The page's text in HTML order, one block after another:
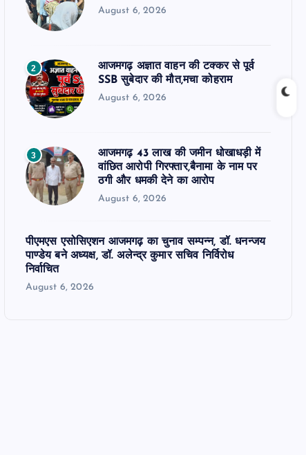
August 6, 2026
2
आजमगढ़ अज्ञात वाहन की टक्कर से पूर्व
SSB सुबेदार की मौत,मचा कोहराम
August 6, 2026
3
आजमगढ़ 43 लाख की जमीन धोखाधड़ी में
वांछित आरोपी गिरफ्तार,बैनामा के नाम पर
ठगी और धमकी देने का आरोप
August 6, 2026
पीएमएस एसोसिएशन आजमगढ़ का चुनाव सम्पन्न, डॉ. धनन्जय
पाण्डेय बने अध्यक्ष, डॉ. अलेन्द्र कुमार सचिव निर्विरोध
निर्वाचित
August 6, 2026